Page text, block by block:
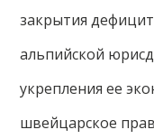
закрытия
альпийской
укрепления ее
швейцарское